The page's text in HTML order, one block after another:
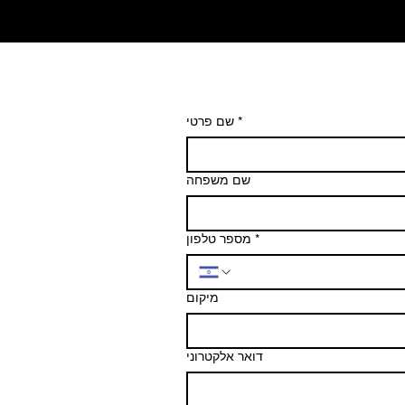
שם פרטי *
שם משפחה
מספר טלפון *
מיקום
דואר אלקטרוני